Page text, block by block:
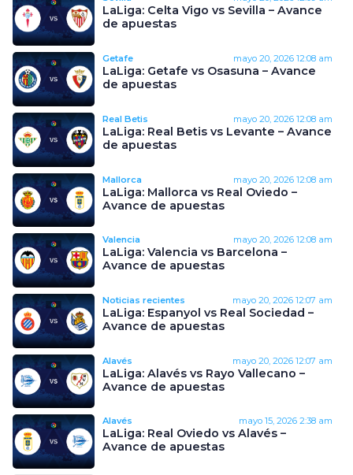
LaLiga: Celta Vigo vs Sevilla – Avance
de apuestas
Getafe mayo 20, 2026 12:08 am
LaLiga: Getafe vs Osasuna – Avance
de apuestas
Real Betis mayo 20, 2026 12:08 am
LaLiga: Real Betis vs Levante – Avance
de apuestas
Mallorca mayo 20, 2026 12:08 am
LaLiga: Mallorca vs Real Oviedo –
Avance de apuestas
Valencia mayo 20, 2026 12:08 am
LaLiga: Valencia vs Barcelona –
Avance de apuestas
Noticias recientes mayo 20, 2026 12:07 am
LaLiga: Espanyol vs Real Sociedad –
Avance de apuestas
Alavés mayo 20, 2026 12:07 am
LaLiga: Alavés vs Rayo Vallecano –
Avance de apuestas
Alavés mayo 15, 2026 2:38 am
LaLiga: Real Oviedo vs Alavés –
Avance de apuestas